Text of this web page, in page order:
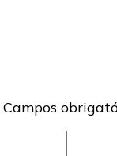
Campos